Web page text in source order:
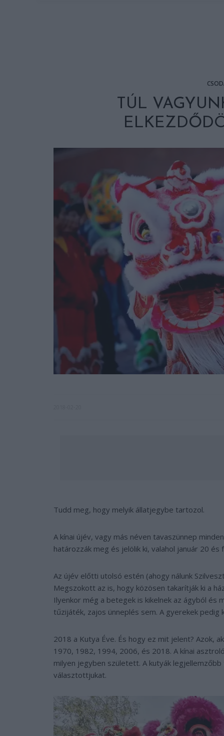
TÚL
Tudd meg, hogy melyik állatjegybe tartozol.
A kínai újév, vagy más néven tavaszünnep
határozzák meg és jelölik ki, valahol január 20
Az újév előtti utolsó estén (ahogy nálunk
Megszokott az is, hogy közösen takarítják ki a
Ilyenkor még a betegek is kikelnek az ágyból és
tűzijáték, zajos ünneplés sem. A gyerekek
2018 a Kutya Éve. És hogy ez mit jelent? Azok,
1970, 1982, 1994, 2006, és 2018. A kínai
milyen jegyben született. A kutyák
választottjukat.